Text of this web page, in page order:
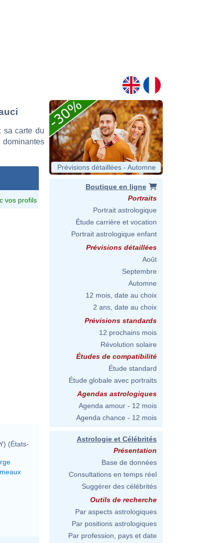
sa carte du
vos profils
(États-
Prévisions détaillées - Automne
Boutique en ligne
Portraits
Portrait astrologique
Étude carrière et vocation
Portrait astrologique enfant
Prévisions détaillées
Août
Septembre
Automne
12 mois, date au choix
2 ans, date au choix
Prévisions standards
12 prochains mois
Révolution solaire
Études de compatibilité
Étude standard
Étude globale avec portraits
Agendas astrologiques
Agenda amour - 12 mois
Agenda chance - 12 mois
Astrologie et Célébrités
Présentation
Base de données
Consultations en temps réel
Suggérer des célébrités
Outils de recherche
Par aspects astrologiques
Par positions astrologiques
Par profession, pays et date